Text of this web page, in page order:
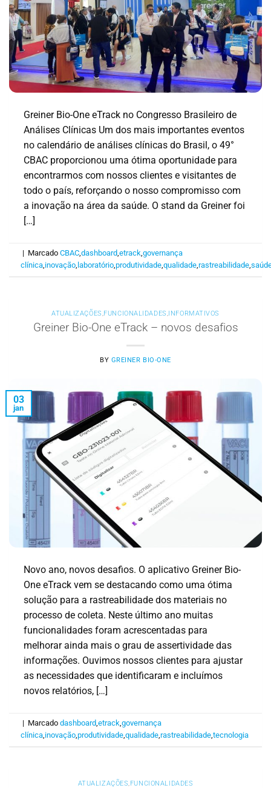
Greiner Bio-One eTrack no Congresso Brasileiro de
Análises Clínicas Um dos mais importantes eventos
no calendário de análises clínicas do Brasil, o 49°
CBAC proporcionou uma ótima oportunidade para
encontrarmos com nossos clientes e visitantes de
todo o país, reforçando o nosso compromisso com
a inovação na área da saúde. O stand da Greiner foi
[…]
| MarcadoCBAC,dashboard,etrack,governança
clínica,inovação, laboratório,produtividade,qualidade,rastreabilidade,
ATUALIZAÇÕES,FUNCIONALIDADES, INFORMATIVOS
Greiner Bio-One eTrack – novos desafios
BY GREINER BIO-ONE
03
jan
Novo ano, novos desafios. O aplicativo Greiner Bio-
One eTrack vem se destacando como uma ótima
solução para a rastreabilidade dos materiais no
processo de coleta. Neste último ano muitas
funcionalidades foram acrescentadas para
melhorar ainda mais o grau de assertividade das
informações. Ouvimos nossos clientes para ajustar
as necessidades que identificaram e incluímos
novos relatórios, […]
| Marcadodashboard,etrack,governança
clínica,inovação,produtividade,qualidade,rastreabilidade,tecnologia
ATUALIZAÇÕES,FUNCIONALIDADES